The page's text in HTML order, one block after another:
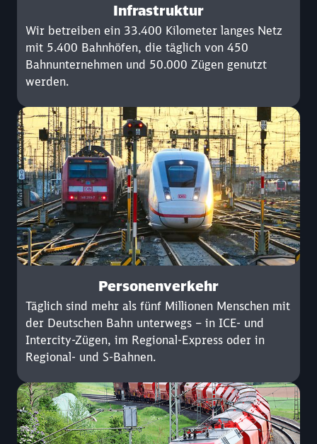
Infrastruktur
Wir betreiben ein 33.400 Kilometer langes Netz
mit 5.400 Bahnhöfen, die täglich von 450
Bahnunternehmen und 50.000 Zügen genutzt
werden.
Personenverkehr
Täglich sind mehr als fünf Millionen Menschen mit
der Deutschen Bahn unterwegs – in ICE- und
Intercity-Zügen, im Regional-Express oder in
Regional- und S-Bahnen.